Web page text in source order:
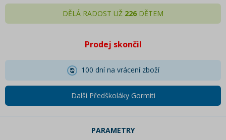
DĚLÁ RADOST UŽ 226 DĚTEM
Prodej skončil
100 dní na vrácení zboží
Další Předškoláky Gormiti
PARAMETRY